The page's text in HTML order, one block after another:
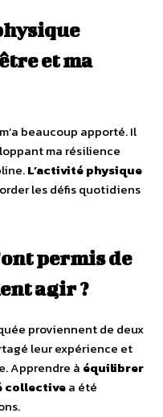
et ma
beaucoup apporté. Il
ma résilience
L’activité physique
les défis quotidiens
permis de
agir ?
proviennent de deux
leur expérience et
Apprendre à équilibrer
collectivea été